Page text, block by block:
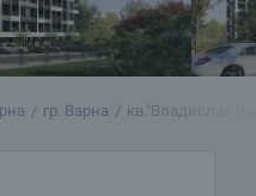
гр. Варна кв."Владислав